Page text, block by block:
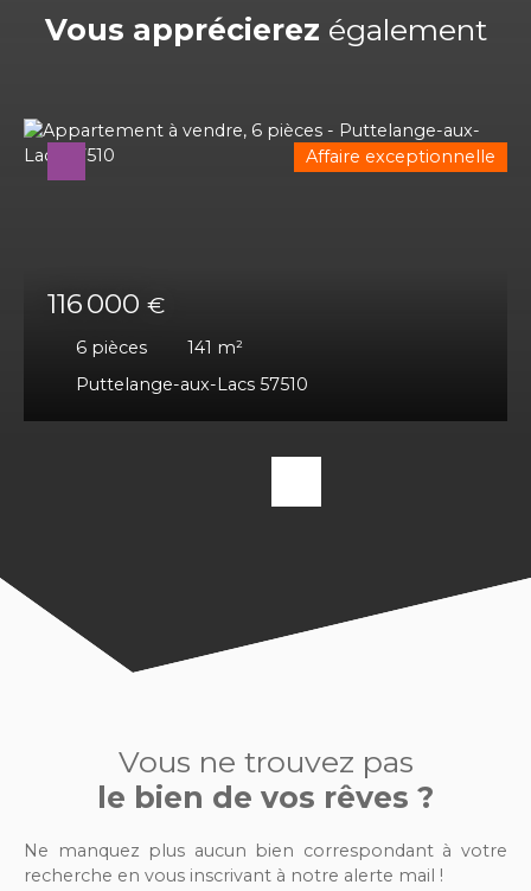
Vous apprécierez également
116 000 €
6 pièces 141 m²
Puttelange-aux-Lacs 57510
Affaire exceptionnelle
Vous ne trouvez pas
le bien de vos rêves ?
Ne manquez plus aucun bien correspondant à votre
recherche en vous inscrivant à notre alerte mail !